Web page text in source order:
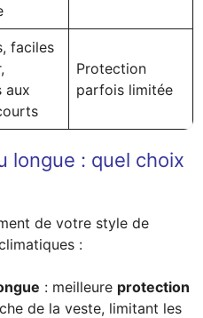
faciles
aux
Protection
parfois limitée
longue : quel choix
de votre style de
:
: meilleure protection
de la veste, limitant les